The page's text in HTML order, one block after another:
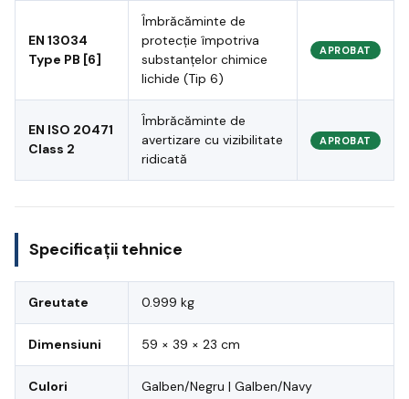
EN 13034
Type PB [6]
Îmbrăcăminte de
protecție împotriva
substanțelor chimice
lichide (Tip 6)
APROBAT
EN ISO 20471
Class 2
Îmbrăcăminte de
avertizare cu vizibilitate
ridicată
APROBAT
Specificații tehnice
Greutate 0.999 kg
Dimensiuni 59 × 39 × 23 cm
Culori Galben/Negru | Galben/Navy